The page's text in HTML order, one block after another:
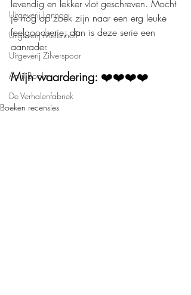
Uitgeverij Lannoo
Uitgeverij Melenhoff
Uitgeverij Zilverspoor
April Books
De Verhalenfabriek
levendig en lekker vlot geschreven. Mocht
je nog op zoek zijn naar een erg leuke
feelgoodserie, dan is deze serie een
aanrader.
Mijn waardering: ❤️❤️❤️❤️
Boeken recensies